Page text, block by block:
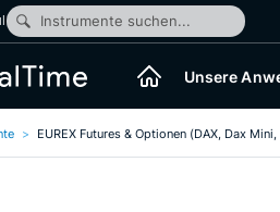
Instrumente suchen...
Unsere
EUREX Futures & Optionen (DAX, Dax